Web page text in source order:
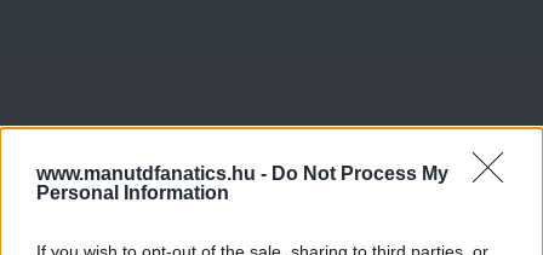
www.manutdfanatics.hu - Do Not Process My
Personal Information
If you wish to opt-out of the sale, sharing to third parties, or